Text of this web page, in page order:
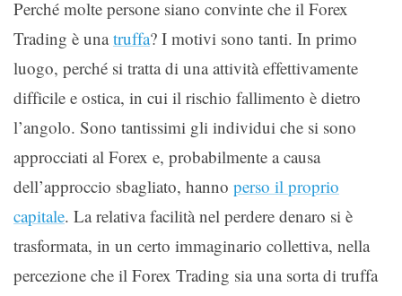
Perché molte persone siano convinte che il Forex
Trading è unatruffa? I motivi sono tanti. In primo
luogo, perché si tratta di una attività effettivamente
difficile e ostica, in cui il rischio fallimento è dietro
l’angolo. Sono tantissimi gli individui che si sono
approcciati al Forex e, probabilmente a causa
dell’approccio sbagliato, hanno perso il proprio
capitale. La relativa facilità nel perdere denaro si è
trasformata, in un certo immaginario collettiva, nella
percezione che il Forex Trading sia una sorta di truffa